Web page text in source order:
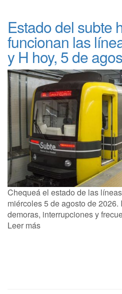
Estado del subte
funcionan las
y H hoy, 5 de
Chequeá el estado de las
miércoles 5 de agosto de 2026.
demoras, interrupciones y
Leer más